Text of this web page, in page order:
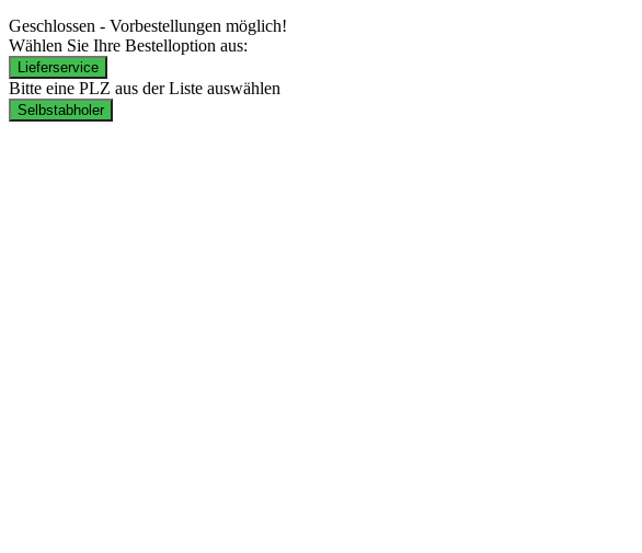
Geschlossen - Vorbestellungen möglich!
Wählen Sie Ihre Bestelloption aus:
Lieferservice
Bitte eine PLZ aus der Liste auswählen
Selbstabholer